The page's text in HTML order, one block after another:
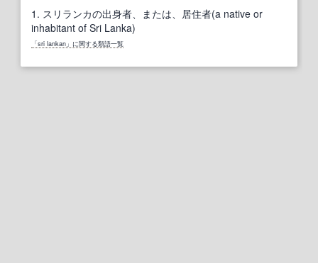
1. スリランカの出身者、または、居住者(a native or
inhabitant of Sri Lanka)
「sri lankan」に関する類語一覧